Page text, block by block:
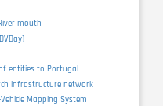
mouth
entities to Portugal
infrastructure network
Mapping System